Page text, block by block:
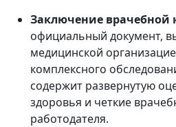
Заключение врачебной
официальный документ,
медицинской
комплексного
содержит развернутую
здоровья и четкие
работодателя.